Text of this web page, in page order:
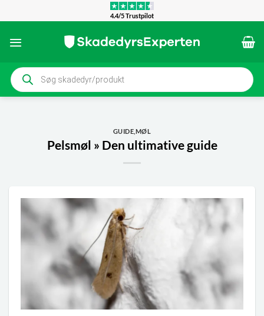
til
4.4/5 Trustpilot
Products
search
GUIDE MØL
Pelsmøl » Den ultimative guide